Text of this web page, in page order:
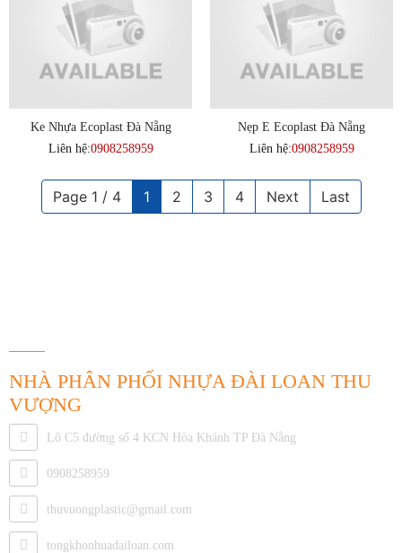
Ke Nhựa Ecoplast Đà Nẵng
Liên hệ:0908258959
Nẹp E Ecoplast Đà Nẵng
Liên hệ:0908258959
Page 1 / 4 1 2 3 4 Next Last
NHÀ PHÂN PHỐI NHỰA ĐÀI LOAN THU
VƯỢNG
Lô C5 đường số 4 KCN Hòa Khánh TP Đà Nẵng
0908258959
thuvuongplastic@gmail.com
tongkhonhuadailoan.com